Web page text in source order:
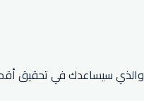
هل تبحث عن طريقة لتوفير المال عند التسوق عبر الإنترنت؟ حسنًا، لا